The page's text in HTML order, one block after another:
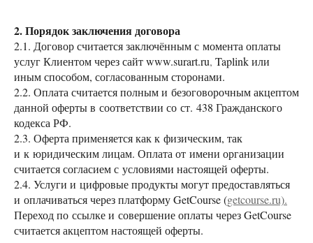
2. Порядок заключения договора
2.1. Договор считается заключённым с момента оплаты
услуг Клиентом через сайт www.surart.ru, Taplink или
иным способом, согласованным сторонами.
2.2. Оплата считается полным и безоговорочным акцептом
данной оферты в соответствии со ст. 438 Гражданского
кодекса РФ.
2.3. Оферта применяется как к физическим, так
и к юридическим лицам. Оплата от имени организации
считается согласием с условиями настоящей оферты.
2.4. Услуги и цифровые продукты могут предоставляться
и оплачиваться через платформу GetCourse (getcourse.ru).
Переход по ссылке и совершение оплаты через GetCourse
считается акцептом настоящей оферты.